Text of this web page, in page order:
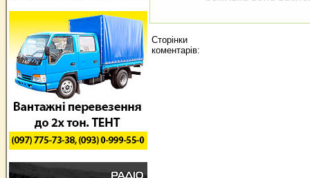
Сторінки
коментарів: